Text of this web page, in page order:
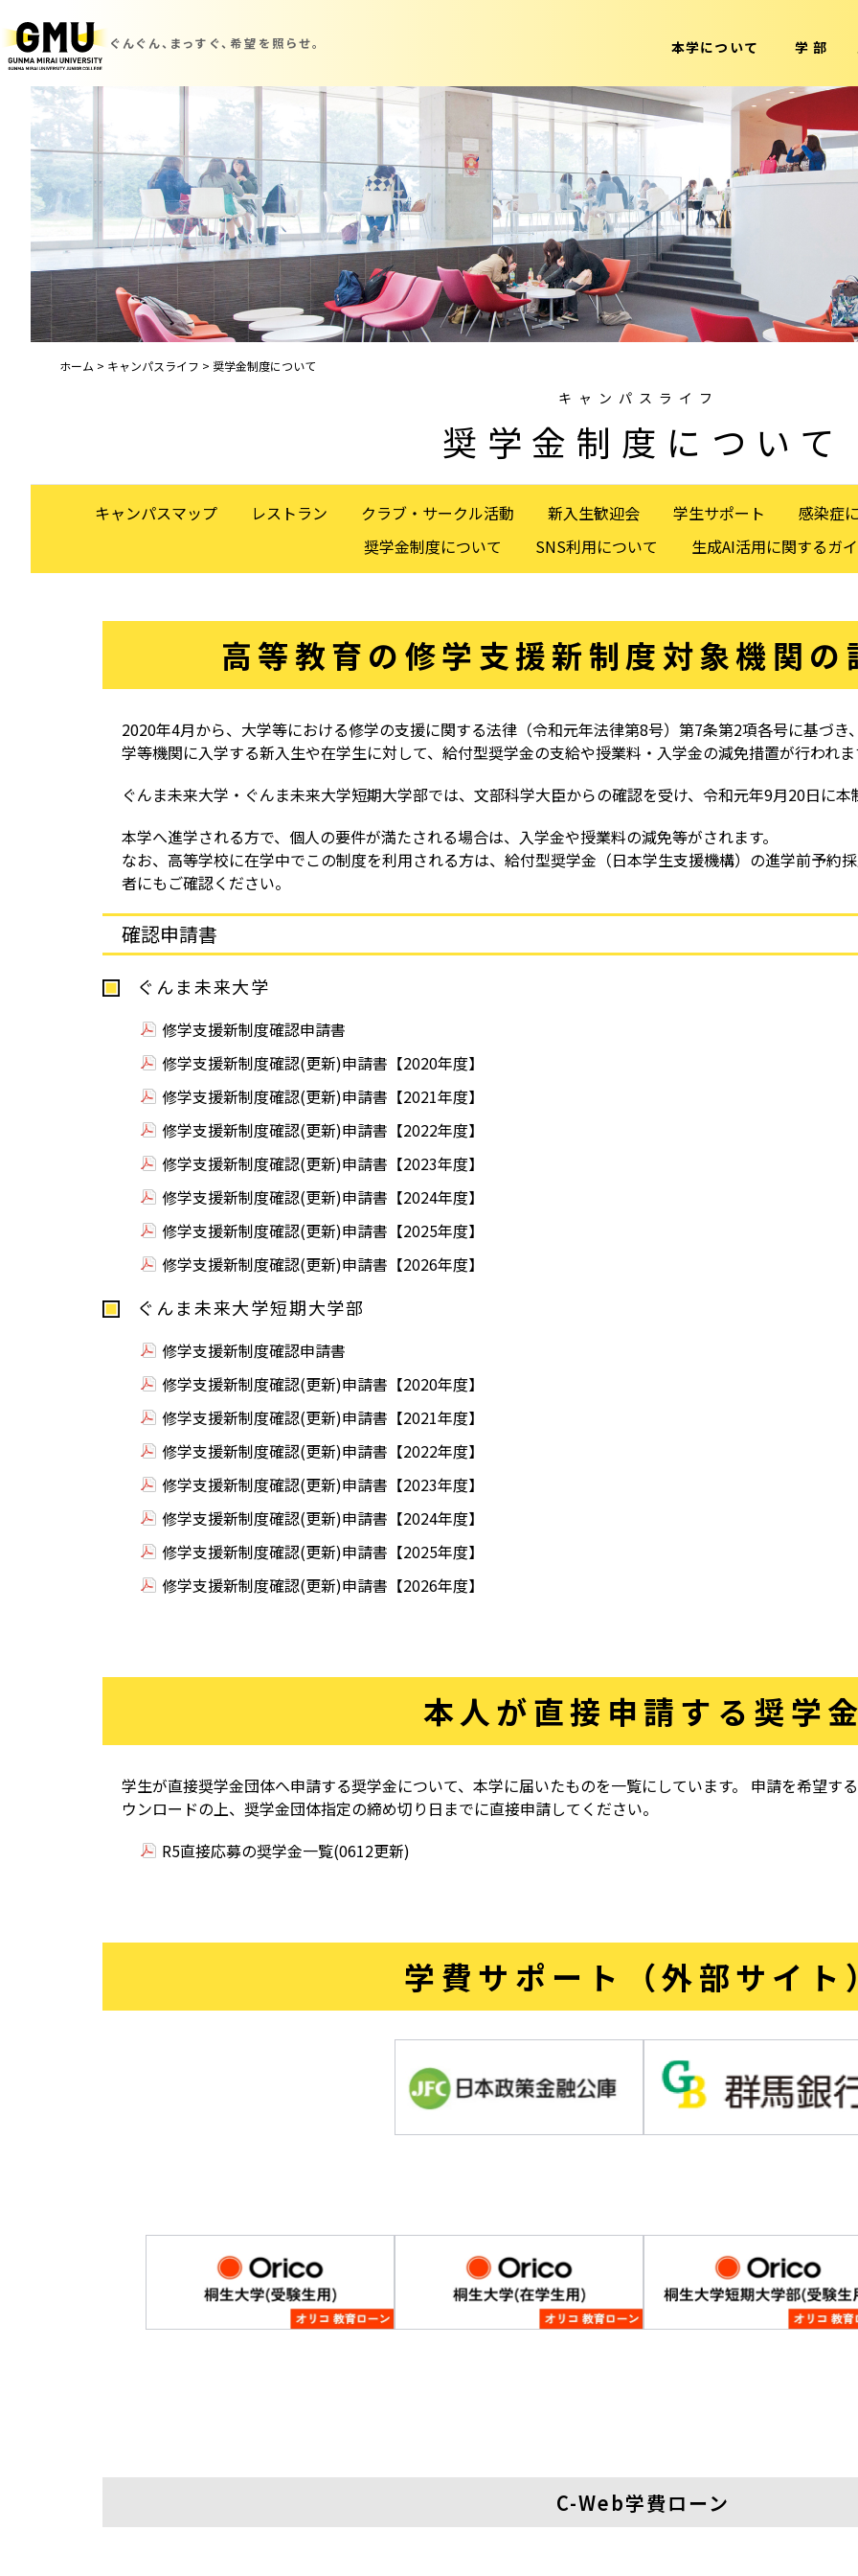
ぐんぐん、まっすぐ、 希望を照らせ。 本学について 学 部
ホーム > キャンパスライフ > 奨学金制度について
キャンパスライフ
奨学金制度について
キャンパスマップ レストラン クラブ・サークル活動 新入生歓迎会 学生サポート 感染症
奨学金制度について
SNS利用について 生成AI活用に関するガ
高等教育の修学支援新制度対象機関の
2020年4月から、大学等における修学の支援に関する法律（令和元年法律第8号）第7条第2項各号に基づ
学等機関に入学する新入生や在学生に対して、給付型奨学金の支給や授業料・入学金の減免措置が行われま
ぐんま未来大学・ぐんま未来大学短期大学部では、文部科学大臣からの確認を受け、令和元年9月20日に本
本学へ進学される方で、個人の要件が満たされる場合は、入学金や授業料の減免等がされます。
なお、高等学校に在学中でこの制度を利用される方は、給付型奨学金（日本学生支援機構）の進学前予約
者にもご確認ください。
確認申請書
ぐんま未来大学
修学支援新制度確認申請書
修学支援新制度確認(更新)申請書【2020年度】
修学支援新制度確認(更新)申請書【2021年度】
修学支援新制度確認(更新)申請書【2022年度】
修学支援新制度確認(更新)申請書【2023年度】
修学支援新制度確認(更新)申請書【2024年度】
修学支援新制度確認(更新)申請書【2025年度】
修学支援新制度確認(更新)申請書【2026年度】
ぐんま未来大学短期大学部
修学支援新制度確認申請書
修学支援新制度確認(更新)申請書【2020年度】
修学支援新制度確認(更新)申請書【2021年度】
修学支援新制度確認(更新)申請書【2022年度】
修学支援新制度確認(更新)申請書【2023年度】
修学支援新制度確認(更新)申請書【2024年度】
修学支援新制度確認(更新)申請書【2025年度】
修学支援新制度確認(更新)申請書【2026年度】
本人が直接申請する奨学金
学生が直接奨学金団体へ申請する奨学金について、本学に届いたものを一覧にしています。 申請を希望す
ウンロードの上、奨学金団体指定の締め切り日までに直接申請してください。
R5直接応募の奨学金一覧(0612更新)
学費サポート（外部サイト
C-Web学費ローン